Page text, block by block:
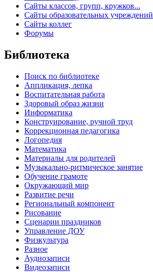
Сайты классов, групп, кружков...
Сайты образовательных учреждений
Сайты коллег
Форумы
Библиотека
Поиск по библиотеке
Аппликация, лепка
Воспитательная работа
Здоровый образ жизни
Информатика
Конструирование, ручной труд
Коррекционная педагогика
Логопедия
Математика
Материалы для родителей
Музыкально-ритмическое занятие
Обучение грамоте
Окружающий мир
Развитие речи
Региональный компонент
Рисование
Сценарии праздников
Управление ДОУ
Физкультура
Разное
Аудиозаписи
Видеозаписи